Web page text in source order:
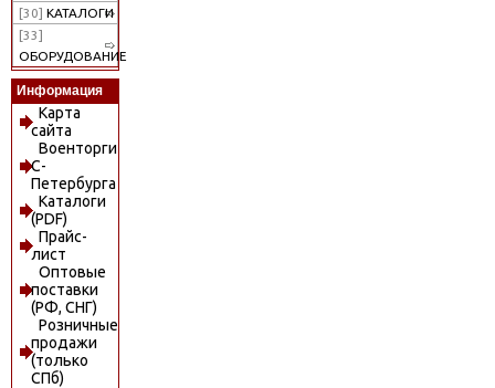
[30] КАТАЛОГИ
[33]
ОБОРУДОВАНИЕ
Информация
Карта
сайта
Военторги
С-
Петербурга
Каталоги
(PDF)
Прайс-
лист
Оптовые
поставки
(РФ, СНГ)
Розничные
продажи
(только
СПб)